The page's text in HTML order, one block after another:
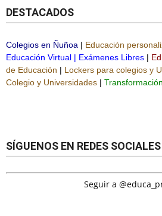
DESTACADOS
Colegios en Ñuñoa | Educación
Educación Virtual | Exámenes Libres |
de Educación | Lockers para colegios y
Colegio y Universidades |
SÍGUENOS EN REDES SOCIALES
Seguir a